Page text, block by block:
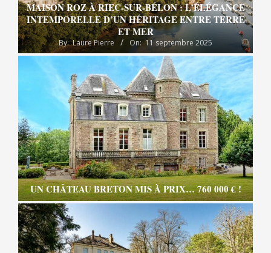
MAISON ROZ À RIEC-SUR-BÉLON : L’ÉLÉGANCE
INTEMPORELLE D’UN HÉRITAGE ENTRE TERRE
ET MER
By: Laure Pierre On: 11 septembre 2025
UN CHÂTEAU BRETON MIS À PRIX… 760 000 € !